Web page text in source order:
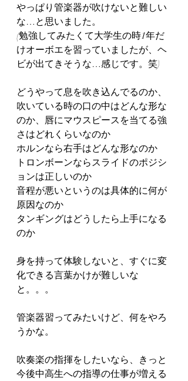
やっぱり管楽器が吹けないと難しい
な…と思いました。
(勉強してみたくて大学生の時1年だ
けオーボエを習っていましたが、ヘ
ビが出てきそうな…感じです。笑)
どうやって息を吹き込んでるのか、
吹いている時の口の中はどんな形な
のか、唇にマウスピースを当てる強
さはどれくらいなのか
ホルンなら右手はどんな形なのか
トロンボーンならスライドのポジシ
ョンは正しいのか
音程が悪いというのは具体的に何が
原因なのか
タンギングはどうしたら上手になる
のか
身を持って体験しないと、すぐに変
化できる言葉かけが難しいな
と。。。
管楽器習ってみたいけど、何をやろ
うかな。
吹奏楽の指揮をしたいなら、きっと
今後中高生への指導の仕事が増える